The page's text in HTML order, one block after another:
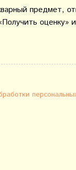
предмет,
оценку»